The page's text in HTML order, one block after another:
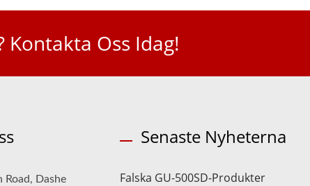
Kontakta Oss Idag!
Road, Dashe
Senaste Nyheterna
Falska GU-500SD-Produkter